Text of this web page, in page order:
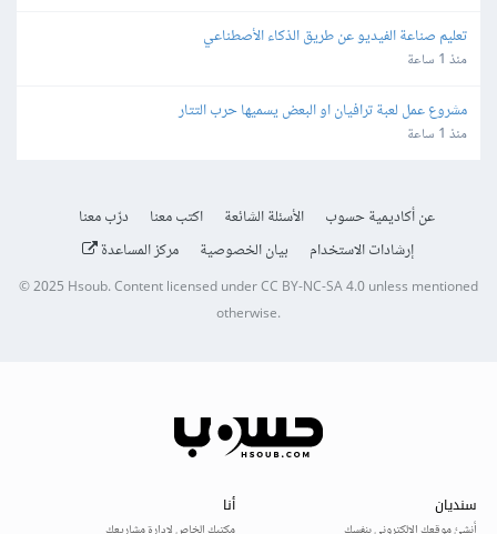
تعليم صناعة الفيديو عن طريق الذكاء الأصطناعي
منذ 1 ساعة
مشروع عمل لعبة ترافيان او البعض يسميها حرب التتار
منذ 1 ساعة
عن أكاديمية حسوب الأسئلة الشائعة اكتب معنا
درّب معنا
إرشادات الاستخدام
بيان الخصوصية مركز المساعدة
© 2025 Hsoub.Content licensed underCC BY-NC-SA 4.0unless mentioned
otherwise.